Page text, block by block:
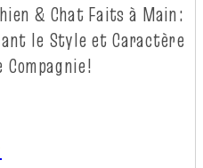
& Chat Faits à Main:
le Style et Caractère
Compagnie!